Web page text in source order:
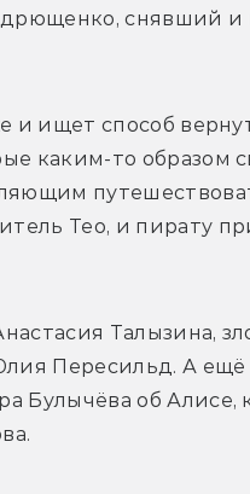
снявший
и ищет способ
каким-то образом
Тео, и пирату
Талызина,
Пересильд. А ещё
Булычёва об Алисе,